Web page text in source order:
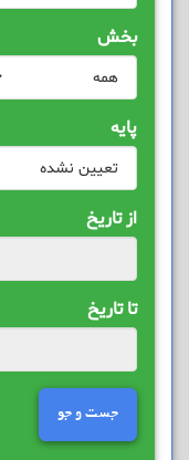
بخش
پایه
از تاریخ
تا تاریخ
جست و جو